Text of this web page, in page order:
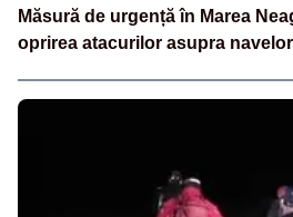
Măsură de urgență în Marea
oprirea atacurilor asupra navelor